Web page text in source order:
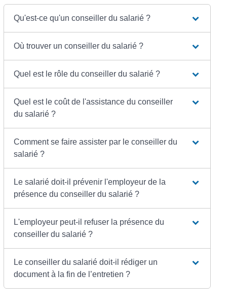
Qu'est-ce qu'un conseiller du salarié ?
Où trouver un conseiller du salarié ?
Quel est le rôle du conseiller du salarié ?
Quel est le coût de l'assistance du conseiller
du salarié ?
Comment se faire assister par le conseiller du
salarié ?
Le salarié doit-il prévenir l'employeur de la
présence du conseiller du salarié ?
L'employeur peut-il refuser la présence du
conseiller du salarié ?
Le conseiller du salarié doit-il rédiger un
document à la fin de l’entretien ?